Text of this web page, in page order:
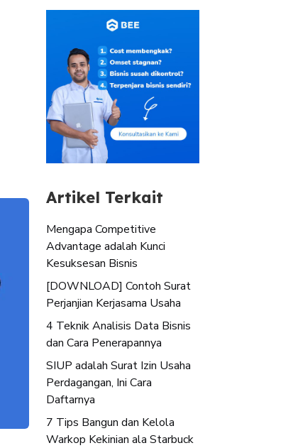
Artikel Terkait
Mengapa Competitive
Advantage adalah Kunci
Kesuksesan Bisnis
[DOWNLOAD] Contoh Surat
Perjanjian Kerjasama Usaha
4 Teknik Analisis Data Bisnis
dan Cara Penerapannya
SIUP adalah Surat Izin Usaha
Perdagangan, Ini Cara
Daftarnya
7 Tips Bangun dan Kelola
Warkop Kekinian ala Starbuck